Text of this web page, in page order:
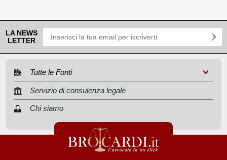
LA NEWS
LETTER
Tutte le Fonti
Servizio di consulenza legale
Chi siamo